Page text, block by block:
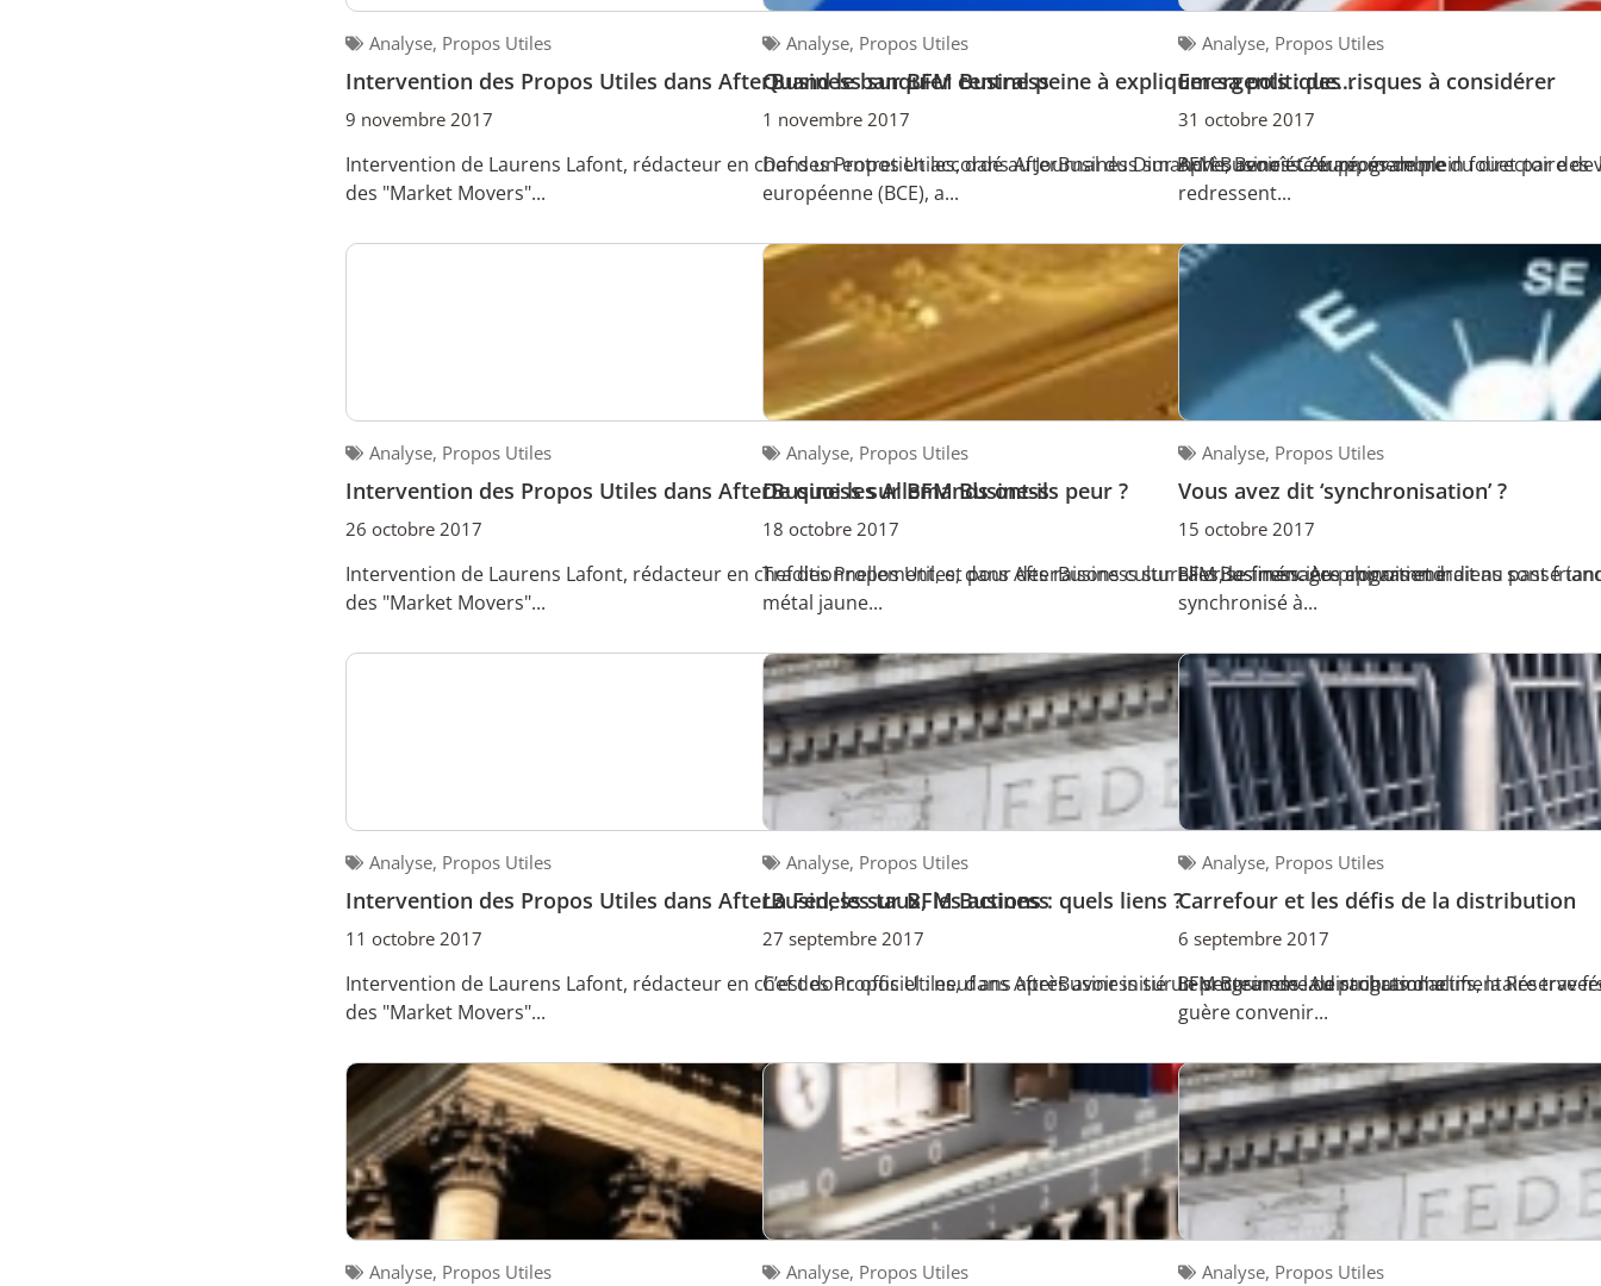
Analyse, Propos Utiles
Intervention des Propos Utiles dans AfterBusiness sur BFM Business
9 novembre 2017
Intervention de Laurens Lafont, rédacteur en chef des Propos Utiles, dans AfterBusiness sur BFM Business. Au programme
des "Market Movers"...
Analyse, Propos Utiles
Quand le banquier central peine à expliquer sa politique…
1 novembre 2017
Dans un entretien accordé au Journal du Dimanche, Benoît Cœuré, membre du directoire de
européenne (BCE), a...
Analyse, Propos Utiles
Emergents : des risques à considérer
31 octobre 2017
Après avoir été frappés de plein fouet par
redressent...
Analyse, Propos Utiles
Intervention des Propos Utiles dans AfterBusiness sur BFM Business
26 octobre 2017
Intervention de Laurens Lafont, rédacteur en chef des Propos Utiles, dans AfterBusiness sur BFM Business. Au programme
des "Market Movers"...
Analyse, Propos Utiles
De quoi les Allemands ont-ils peur ?
18 octobre 2017
Traditionnellement, et pour des raisons culturelles, les ménages chinois et indiens sont
métal jaune...
Analyse, Propos Utiles
Vous avez dit ‘synchronisation’ ?
15 octobre 2017
La crise financière appartiendrait au passé
synchronisé à...
Analyse, Propos Utiles
Intervention des Propos Utiles dans AfterBusiness sur BFM Business
11 octobre 2017
Intervention de Laurens Lafont, rédacteur en chef des Propos Utiles, dans AfterBusiness sur BFM Business. Au programme
des "Market Movers"...
Analyse, Propos Utiles
La Fed, les taux, les actions : quels liens ?
27 septembre 2017
C’est donc officiel : neuf ans après avoir initié un programme de rachats d’actifs, la Réserve
Analyse, Propos Utiles
Carrefour et les défis de la distribution
6 septembre 2017
Le secteur de la distribution alimentaire
guère convenir...
Analyse, Propos Utiles Analyse, Propos Utiles Analyse, Propos Utiles